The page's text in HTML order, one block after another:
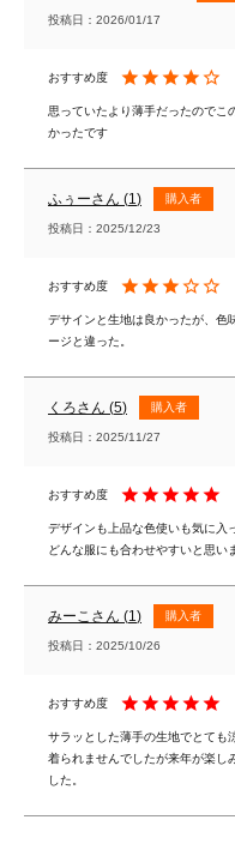
投稿日 2026/01/17
思っていたより薄手だったのでこ
かったです
ふぅー 1 購入者
投稿日 2025/12/23
デサインと生地は良かったが、色
ージと違った。
くろ 5 購入者
投稿日 2025/11/27
デザインも上品な色使いも気に入
どんな服にも合わせやすいと思い
みーこ 1 購入者
投稿日 2025/10/26
サラッとした薄手の生地でとても
着られませんでしたが来年が楽し
した。